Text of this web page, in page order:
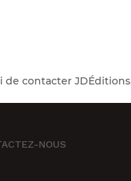
de contacter
NOUS